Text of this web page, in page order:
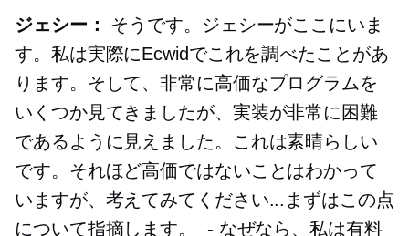
ジェシー：
そうです。ジェシーがここにいま
す。私は実際にEcwidでこれを調べたことがあ
ります。そして、非常に高価なプログラムを
いくつか見てきましたが、実装が非常に困難
であるように見えました。これは素晴らしい
です。それほど高価ではないことはわかって
いますが、考えてみてください...まずはこの点
について指摘します。
- なぜなら、私は有料